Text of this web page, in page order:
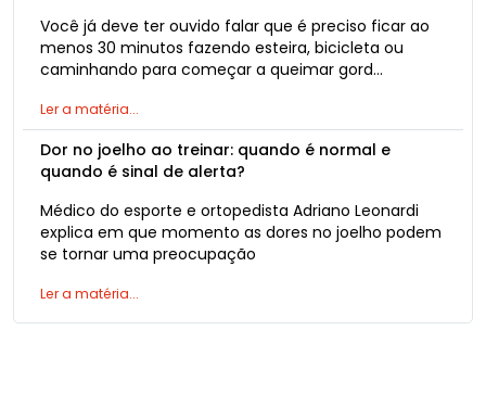
Você já deve ter ouvido falar que é preciso ficar ao
menos 30 minutos fazendo esteira, bicicleta ou
caminhando para começar a queimar gord…
Ler a matéria...
Dor no joelho ao treinar: quando é normal e
quando é sinal de alerta?
Médico do esporte e ortopedista Adriano Leonardi
explica em que momento as dores no joelho podem
se tornar uma preocupação
Ler a matéria...